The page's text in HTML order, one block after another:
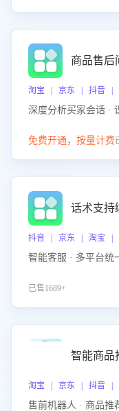
商品售后
淘宝 | 京东 | 抖音 |
深度分析买家会话 ·
免费开通，按量计费
话术支持
抖音 | 京东 | 淘宝 |
智能客服 · 多平台统
已售1689+
智能商品
淘宝 | 京东 | 抖音 |
售前机器人 · 商品推